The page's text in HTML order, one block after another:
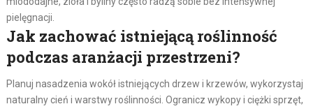
pielęgnacji.
Jak zachować istniejącą roślinność
podczas aranżacji przestrzeni?
Planuj nasadzenia wokół istniejących drzew i krzewów, wykorzystaj
naturalny cień i warstwy roślinności. Ogranicz wykopy i ciężki sprzęt,